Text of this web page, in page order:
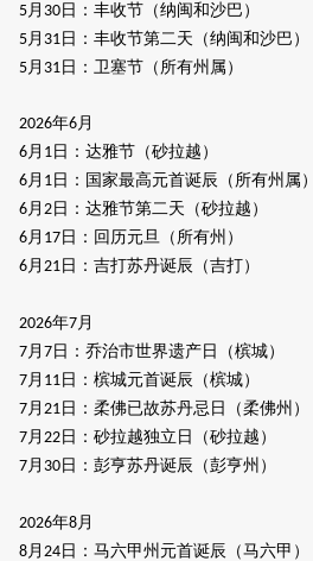
5月 30 日：丰收节（纳闽和沙巴）
5月 31 日：丰收节第二天（纳闽和沙巴）
5月 31 日：卫塞节（所有州属）
2026年6月
6月 1 日：达雅节（砂拉越）
6月 1 日：国家最高元首诞辰（所有州属）
6月 2 日：达雅节第二天（砂拉越）
6月 17 日：回历元旦（所有州）
6月 21 日：吉打苏丹诞辰（吉打）
2026年7月
7月 7 日 ： 乔治市世界遗产日（槟城）
7月 11 日 ： 槟城元首诞辰（槟城）
7月 21 日 ： 柔佛已故苏丹忌日（柔佛州）
7月 22 日 ：砂拉越独立日（砂拉越 ）
7月 30 日 ： 彭亨苏丹诞辰（彭亨州）
2026年8月
8月 24 日 ： 马六甲州元首诞辰（马六甲）